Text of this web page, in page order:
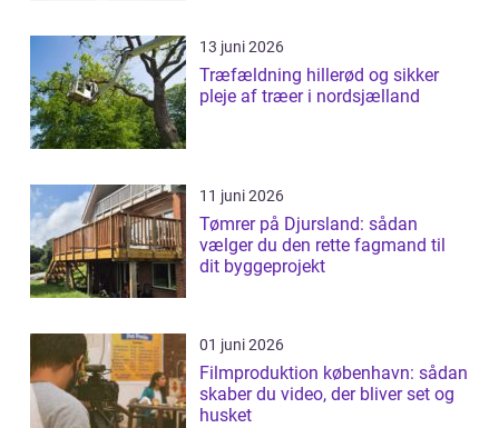
13 juni 2026
Træfældning hillerød og sikker
pleje af træer i nordsjælland
11 juni 2026
Tømrer på Djursland: sådan
vælger du den rette fagmand til
dit byggeprojekt
01 juni 2026
Filmproduktion københavn: sådan
skaber du video, der bliver set og
husket